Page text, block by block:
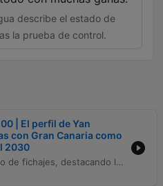
describe el estado de
la prueba de control.
| El perfil de Yan
con Gran Canaria como
2030
Este episodio analiza el mercado de fichajes, destacando la llegada de Diomandé al Real Madrid y el interés del Atlético de Madrid por Cuti Romero y Kang In-li. También se repasa la situación financiera del Sevilla FC y los planes de reforma para el Estadio Gran Canaria de cara al Mundial 2030. Además, se aborda la actualidad de MotoGP con Marc Márquez y una entrevista exclusiva con la seleccionadora Alejandra Quereda y la capitana Inés Bergua sobre la preparación del equipo de gimnasia rítmica para el Mundial de Frankfurt y su camino hacia Los Ángeles 2028.